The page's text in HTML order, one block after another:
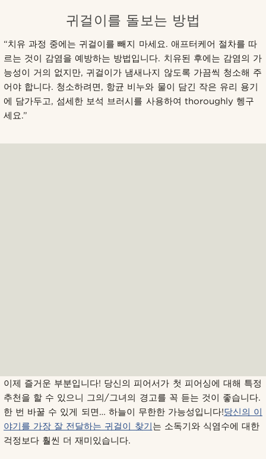
귀걸이를 돌보는 방법
“치유 과정 중에는 귀걸이를 빼지 마세요. 애프터케어 절차를 따
르는 것이 감염을 예방하는 방법입니다. 치유된 후에는 감염의 가
능성이 거의 없지만, 귀걸이가 냄새나지 않도록 가끔씩 청소해 주
어야 합니다. 청소하려면, 항균 비누와 물이 담긴 작은 유리 용기
에 담가두고, 섬세한 보석 브러시를 사용하여 thoroughly 헹구
세요.”
이제 즐거운 부분입니다! 당신의 피어서가 첫 피어싱에 대해 특정
추천을 할 수 있으니 그의/그녀의 경고를 꼭 듣는 것이 좋습니다.
한 번 바꿀 수 있게 되면… 하늘이 무한한 가능성입니다!당신의 이
야기를 가장 잘 전달하는 귀걸이 찾기는 소독기와 식염수에 대한
걱정보다 훨씬 더 재미있습니다.